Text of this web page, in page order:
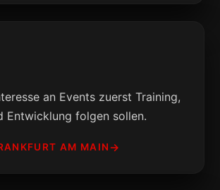
an Events zuerst Training,
Entwicklung folgen sollen.
AM MAIN